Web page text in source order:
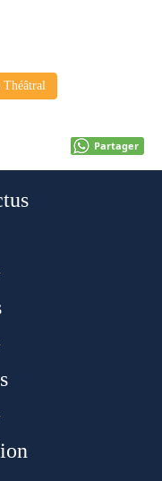
Théâtral
Partager